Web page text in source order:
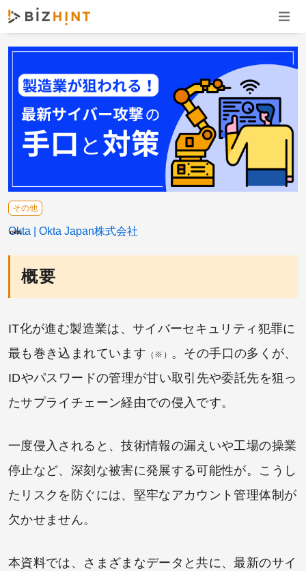
ナビ
概要
IT化が進む製造業は、サイバーセキュリティ犯罪に
最も巻き込まれています （※） 。その手口の多くが、
IDやパスワードの管理が甘い取引先や委託先を狙っ
たサプライチェーン経由での侵入です。
一度侵入されると、技術情報の漏えいや工場の操業
停止など、深刻な被害に発展する可能性が。こうし
たリスクを防ぐには、堅牢なアカウント管理体制が
欠かせません。
本資料では、さまざまなデータと共に、最新のサイ
その他
Okta Okta Japan株式会社